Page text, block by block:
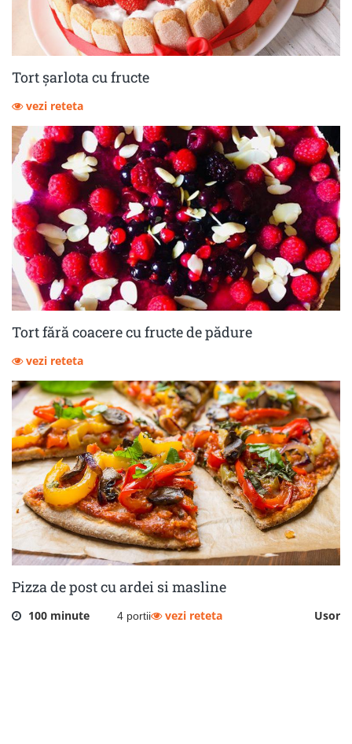
Tort șarlota cu fructe
vezi reteta
Tort fără coacere cu fructe de pădure
vezi reteta
Pizza de post cu ardei si masline
100 minute 4 portii Usor
vezi reteta